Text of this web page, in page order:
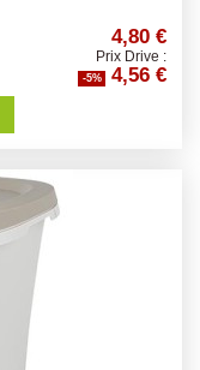
4,80 €
Prix Drive :
-5% 4,56 €